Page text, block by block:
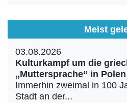
Meist
03.08.2026
Kulturkampf um die
„Muttersprache“ in Polen
Immerhin zweimal in 100
Stadt an der...